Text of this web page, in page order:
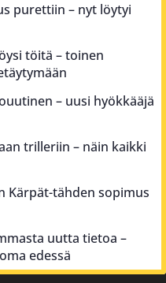
purettiin – nyt löytyi
töitä – toinen
– uusi hyökkääjä
trilleriin – näin kaikki
Kärpät-tähden sopimus
uutta tietoa –
edessä